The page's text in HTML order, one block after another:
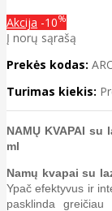
Akcija -10%
Į norų sąrašą
Prekės kodas:
Turimas kiekis:
NAMŲ KVAPAI su
ml
Namų kvapai su
Ypač efektyvus ir
pasklinda greičiau